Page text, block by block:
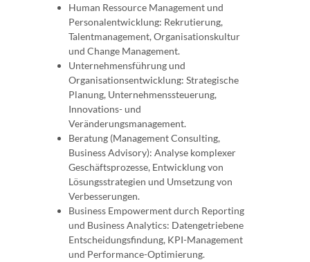
Human Ressource Management und
Personalentwicklung: Rekrutierung,
Talentmanagement, Organisationskultur
und Change Management.
Unternehmensführung und
Organisationsentwicklung: Strategische
Planung, Unternehmenssteuerung,
Innovations- und
Veränderungsmanagement.
Beratung (Management Consulting,
Business Advisory): Analyse komplexer
Geschäftsprozesse, Entwicklung von
Lösungsstrategien und Umsetzung von
Verbesserungen.
Business Empowerment durch Reporting
und Business Analytics: Datengetriebene
Entscheidungsfindung, KPI-Management
und Performance-Optimierung.